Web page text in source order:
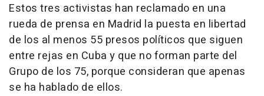
Estos tres activistas han reclamado en una
rueda de prensa en Madrid la puesta en libertad
de los al menos 55 presos políticos que siguen
entre rejas en Cuba y que no forman parte del
Grupo de los 75, porque consideran que apenas
se ha hablado de ellos.